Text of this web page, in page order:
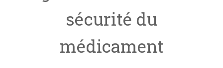
sécurité du
médicament